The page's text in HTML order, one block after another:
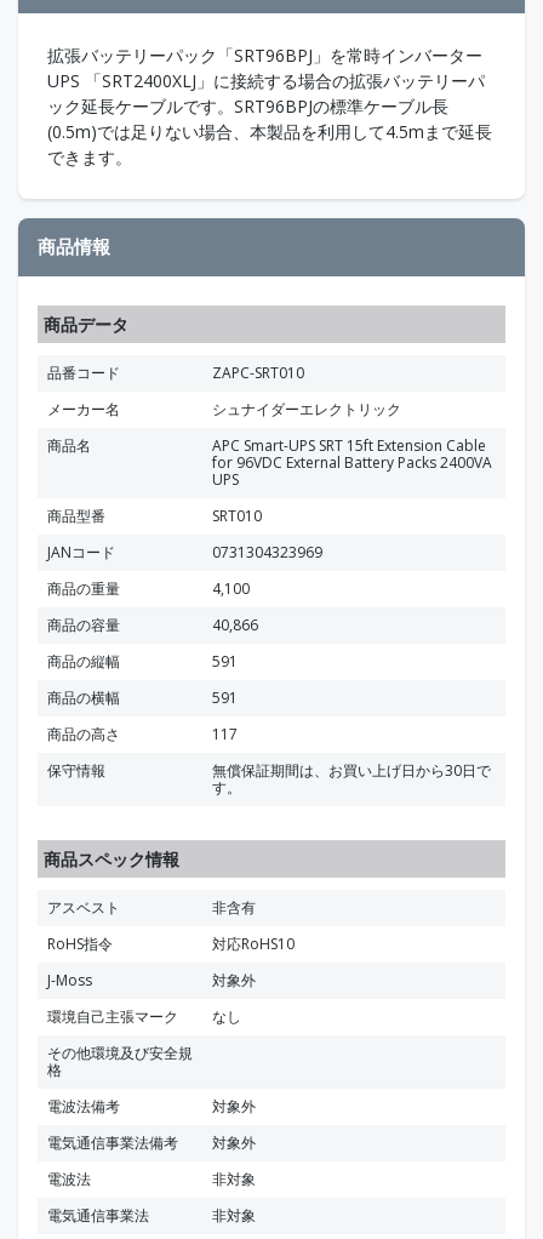
拡張バッテリーパック「SRT96BPJ」を常時インバーター
UPS 「SRT2400XLJ」に接続する場合の拡張バッテリーパ
ック延長ケーブルです。SRT96BPJの標準ケーブル長
(0.5m)では足りない場合、本製品を利用して4.5mまで延長
できます。
商品情報
商品データ
品番コード
ZAPC-SRT010
メーカー名
シュナイダーエレクトリック
商品名
APC Smart-UPS SRT 15ft Extension Cable
for 96VDC External Battery Packs 2400VA
UPS
商品型番
SRT010
JANコード
0731304323969
商品の重量
4,100
商品の容量
40,866
商品の縦幅
591
商品の横幅
591
商品の高さ
117
保守情報
無償保証期間は、お買い上げ日から30日で
す。
商品スペック情報
アスベスト
非含有
RoHS指令
対応RoHS10
J-Moss
対象外
環境自己主張マーク
なし
その他環境及び安全規
格
電波法備考
対象外
電気通信事業法備考
対象外
電波法
非対象
電気通信事業法
非対象